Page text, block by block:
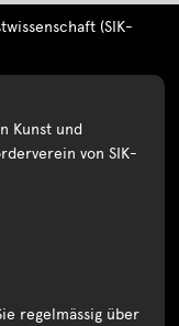
(SIK-
Kunst und
von SIK-
regelmässig über